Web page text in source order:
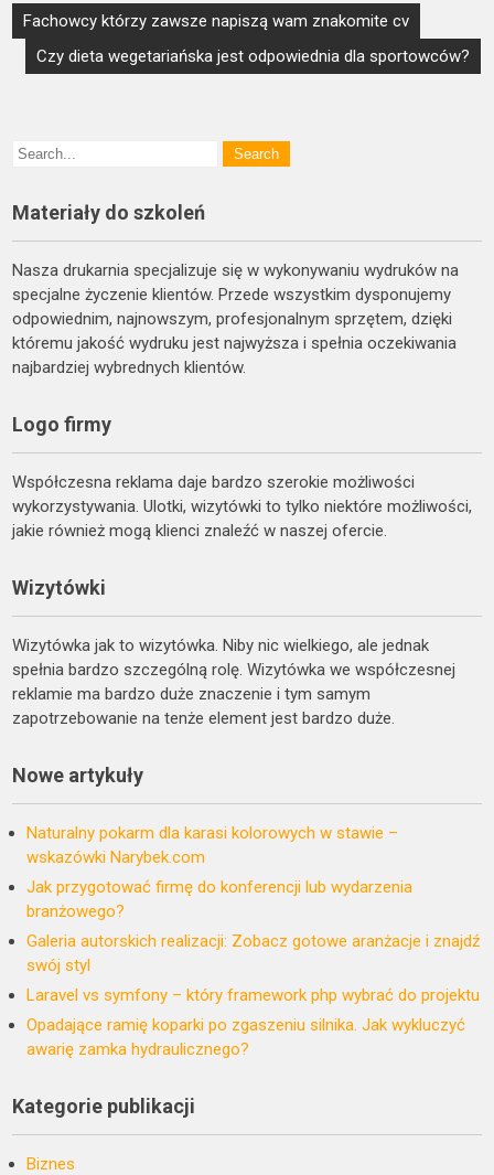
Nawigacja
wpisu
Fachowcy którzy zawsze napiszą wam znakomite cv
Czy dieta wegetariańska jest odpowiednia dla sportowców?
Materiały do szkoleń
Nasza drukarnia specjalizuje się w wykonywaniu wydruków na
specjalne życzenie klientów. Przede wszystkim dysponujemy
odpowiednim, najnowszym, profesjonalnym sprzętem, dzięki
któremu jakość wydruku jest najwyższa i spełnia oczekiwania
najbardziej wybrednych klientów.
Logo firmy
Współczesna reklama daje bardzo szerokie możliwości
wykorzystywania. Ulotki, wizytówki to tylko niektóre możliwości,
jakie również mogą klienci znaleźć w naszej ofercie.
Wizytówki
Wizytówka jak to wizytówka. Niby nic wielkiego, ale jednak
spełnia bardzo szczególną rolę. Wizytówka we współczesnej
reklamie ma bardzo duże znaczenie i tym samym
zapotrzebowanie na tenże element jest bardzo duże.
Nowe artykuły
Naturalny pokarm dla karasi kolorowych w stawie –
wskazówki Narybek.com
Jak przygotować firmę do konferencji lub wydarzenia
branżowego?
Galeria autorskich realizacji: Zobacz gotowe aranżacje i znajdź
swój styl
Laravel vs symfony – który framework php wybrać do projektu
Opadające ramię koparki po zgaszeniu silnika. Jak wykluczyć
awarię zamka hydraulicznego?
Kategorie publikacji
Biznes